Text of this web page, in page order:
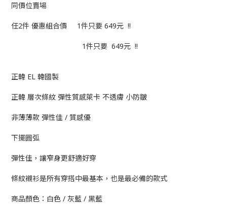
同價位賣場
任2件 優惠組合價 1件只要 649元 !!
1件只要 649元 !!
正韓 EL 韓國製
正韓 層次條紋 彈性質感萊卡 不透膚 小防皺
非薄薄款 彈性佳 / 質感優
下擺圓弧
彈性佳，讓窄身更舒適好穿
條紋襯衫是所有穿搭中最基本，也是最必備的款式
商品顏色：白色 / 灰藍 / 黑藍